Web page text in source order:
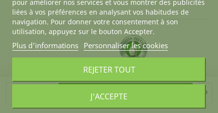
Ajouter au panier
pour améliorer nos services et vous montrer des publicités
liées à vos préférences en analysant vos habitudes de
navigation. Pour donner votre consentement à son
utilisation, appuyez sur le bouton Accepter.
Plus d'informations Personnaliser les cookies
REJETER TOUT
J'ACCEPTE